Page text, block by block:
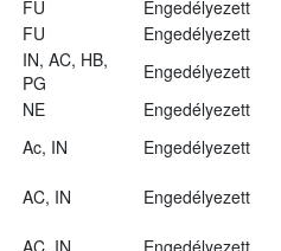
FU
Engedélyezett
FU
Engedélyezett
IN, AC, HB,
PG
Engedélyezett
NE
Engedélyezett
Ac, IN
Engedélyezett
AC, IN
Engedélyezett